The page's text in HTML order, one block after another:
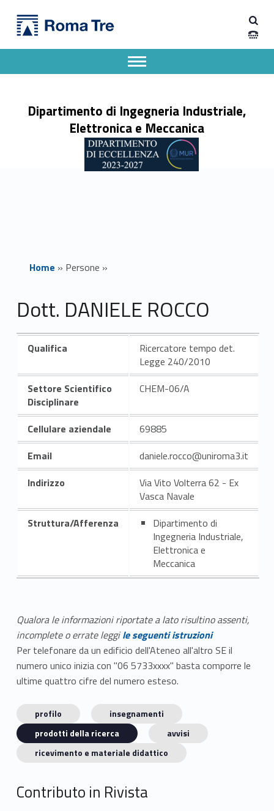
Dott. DANIELE ROCCO ricerca - Dipartimento di Ingegneria Industriale, Elettronica e Meccanica
Dipartimento di Ingegneria Industriale, Elettronica e Meccanica dell'Università degli Studi Roma Tre
Dipartimento di Ingegneria Industriale,
Elettronica e Meccanica
Apri il menu secondario
Header info sidebar
Home » Persone »
Dott. DANIELE ROCCO
Qualifica
Ricercatore tempo det.
Legge 240/2010
Settore Scientifico
Disciplinare
CHEM-06/A
Cellulare aziendale
69885
Email
daniele.rocco@uniroma3.it
Indirizzo
Via Vito Volterra 62 - Ex
Vasca Navale
Struttura/Afferenza
Dipartimento di
Ingegneria Industriale,
Elettronica e
Meccanica
Qualora le informazioni riportate a lato risultino assenti,
incomplete o errate leggile seguenti istruzioni
Per telefonare da un edificio dell'Ateneo all'altro SE il
numero unico inizia con "06 5733xxxx" basta comporre le
ultime quattro cifre del numero esteso.
profilo
insegnamenti
prodotti della ricerca
avvisi
ricevimento e materiale didattico
Contributo in Rivista